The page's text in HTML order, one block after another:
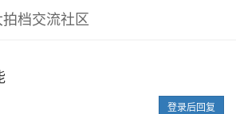
拍档交流社区
登录后回复